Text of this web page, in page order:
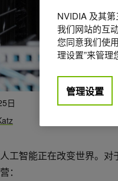
日
工智能正在改变世界。
：
NVIDIA 及其
我们网站的互
您同意我们使
理设置”来管理
管理设置